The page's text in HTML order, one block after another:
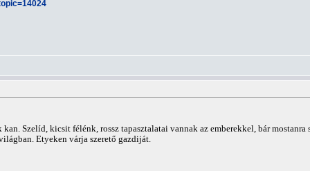
kan. Szelíd, kicsit félénk, rossz tapasztalatai vannak az emberekkel, bár
Etyeken várja szerető gazdiját.